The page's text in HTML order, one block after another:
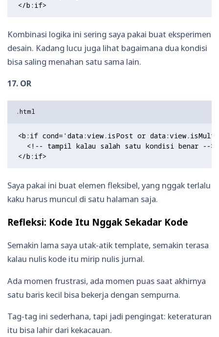
Kombinasi logika ini sering saya pakai buat eksperimen
desain. Kadang lucu juga lihat bagaimana dua kondisi
bisa saling menahan satu sama lain.
17. OR
<b:if cond='data:view.isPost or
  <!-- tampil kalau salah satu kondisi benar -->
Saya pakai ini buat elemen fleksibel, yang nggak terlalu
kaku harus muncul di satu halaman saja.
Refleksi: Kode Itu Nggak Sekadar Kode
Semakin lama saya utak-atik template, semakin terasa
kalau nulis kode itu mirip nulis jurnal.
Ada momen frustrasi, ada momen puas saat akhirnya
satu baris kecil bisa bekerja dengan sempurna.
Tag-tag ini sederhana, tapi jadi pengingat: keteraturan
itu bisa lahir dari kekacauan.